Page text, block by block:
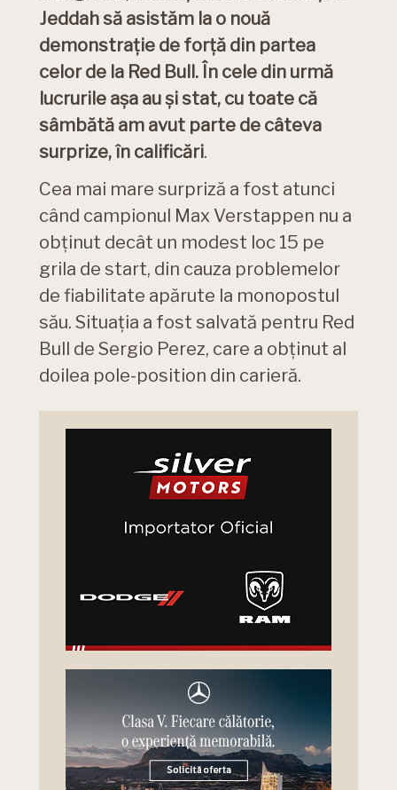
Jeddah să asistăm la o nouă
demonstrație de forță din partea
celor de la Red Bull. În cele din urmă
lucrurile așa au și stat, cu toate că
sâmbătă am avut parte de câteva
surprize, în calificări.
Cea mai mare surpriză a fost atunci
când campionul ​Max Verstappen nu a
obținut decât un modest loc 15 pe
grila de start, din cauza problemelor
de fiabilitate apărute la monopostul
său. Situația a fost salvată pentru Red
Bull de Sergio Perez, care a obținut al
doilea pole-position din carieră.